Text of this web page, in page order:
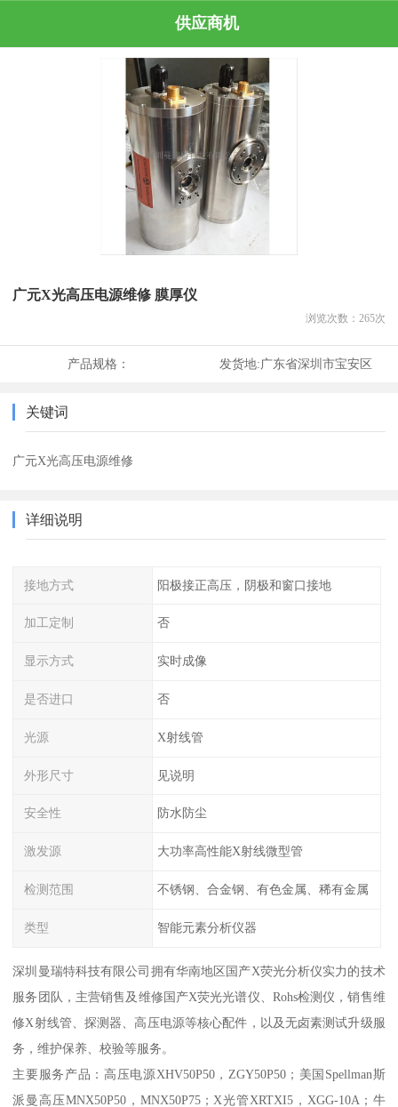
供应商机
广元X光高压电源维修 膜厚仪
浏览次数： 265次
产品规格： 发货地:广东省深圳市宝安区
关键词
广元X光高压电源维修
详细说明
接地方式 阳极接正高压，阴极和窗口接地
加工定制 否
显示方式 实时成像
是否进口 否
光源 X射线管
外形尺寸 见说明
安全性 防水防尘
激发源 大功率高性能X射线微型管
检测范围 不锈钢、合金钢、有色金属、稀有金属
类型 智能元素分析仪器
深圳曼瑞特科技有限公司拥有华南地区国产X荧光分析仪实力的技术
服务团队，主营销售及维修国产X荧光光谱仪、Rohs检测仪，销售维
修X射线管、探测器、高压电源等核心配件，以及无卤素测试升级服
务，维护保养、校验等服务。
主要服务产品：高压电源XHV50P50，ZGY50P50；美国Spellman斯
派曼高压MNX50P50，MNX50P75；X光管XRTXI5，XGG-10A；牛